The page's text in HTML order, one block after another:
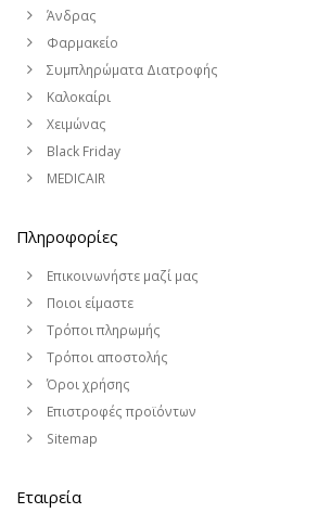
Άνδρας
Φαρμακείο
Συμπληρώματα Διατροφής
Καλοκαίρι
Χειμώνας
Black Friday
MEDICAIR
Πληροφορίες
Επικοινωνήστε μαζί μας
Ποιοι είμαστε
Τρόποι πληρωμής
Τρόποι αποστολής
Όροι χρήσης
Επιστροφές προϊόντων
Sitemap
Εταιρεία